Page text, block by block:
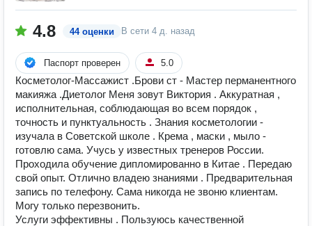
4.8 44 оценки В сети 4 д. назад
Паспорт проверен 5.0
Косметолог-Массажист .Брови ст - Мастер перманентного
макияжа .Диетолог Меня зовут Виктория . Аккуратная ,
исполнительная, соблюдающая во всем порядок ,
точность и пунктуальность . Знания косметологии -
изучала в Советской школе . Крема , маски , мыло -
готовлю сама. Учусь у известных тренеров России.
Проходила обучение дипломированно в Китае . Передаю
свой опыт. Отлично владею знаниями . Предварительная
запись по телефону. Сама никогда не звоню клиентам.
Могу только перезвонить.
Услуги эффективны . Пользуюсь качественной